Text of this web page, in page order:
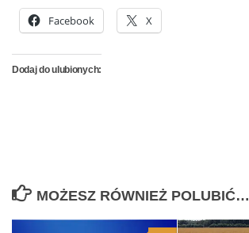
Facebook X
Dodaj do ulubionych:
MOŻESZ RÓWNIEŻ POLUBIĆ…